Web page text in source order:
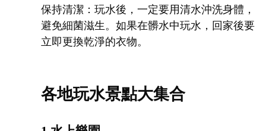
保持清潔：玩水後，一定要用清水沖洗身體，
避免細菌滋生。如果在髒水中玩水，回家後要
立即更換乾淨的衣物。
各地玩水景點大集合